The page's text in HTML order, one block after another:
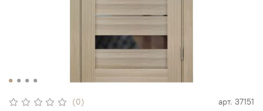
(0) арт. 37151